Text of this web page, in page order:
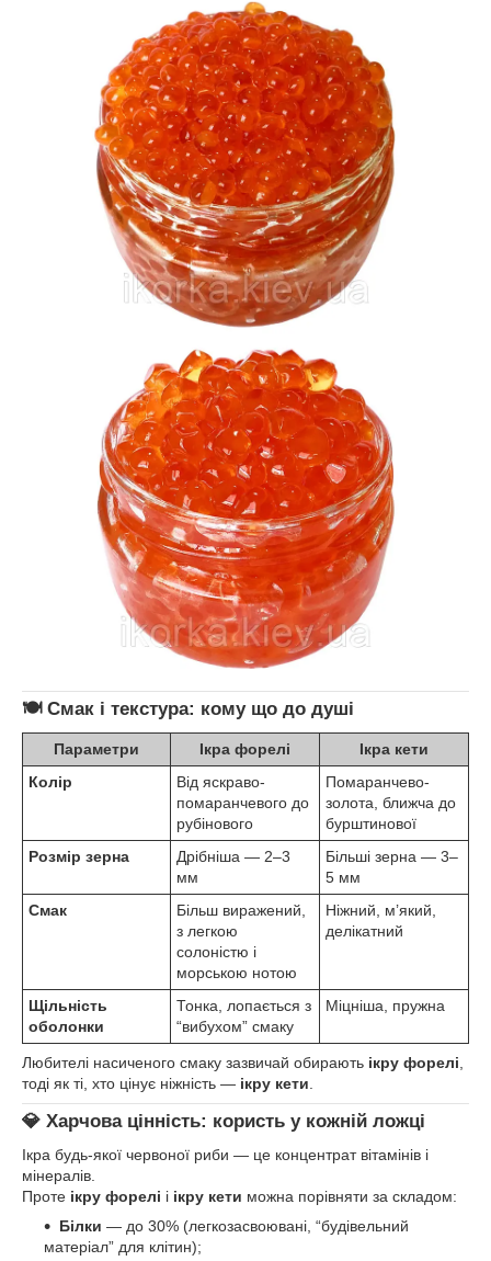
🍽️ Смак і текстура: кому що до душі
Параметри Ікра форелі
Ікра кети
Колір
Від яскраво-
помаранчевого до
рубінового
Помаранчево-
золота, ближча до
бурштинової
Розмір зерна
Дрібніша — 2–3
мм
Більші зерна — 3–
5 мм
Смак
Більш виражений,
з легкою
солоністю і
морською нотою
Ніжний, м’який,
делікатний
Щільність
оболонки
Тонка, лопається з
“вибухом” смаку
Міцніша, пружна
Любителі насиченого смаку зазвичай обирають ікру форелі
тоді як ті, хто цінує ніжність — ікру кети
💎 Харчова цінність: користь у кожній ложці
Ікра будь-якої червоної риби — це концентрат вітамінів і
мінералів.
Проте ікру форелі і ікру кети можна порівняти за складом:
Білки — до 30% (легкозасвоювані, “будівельний
матеріал” для клітин);